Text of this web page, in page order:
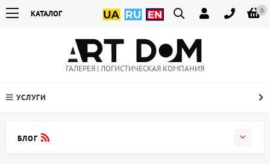
0
КАТАЛОГ
ГАЛЕРЕЯ | ЛОГИСТИЧЕСКАЯ КОМПАНИЯ
УСЛУГИ
БЛОГ